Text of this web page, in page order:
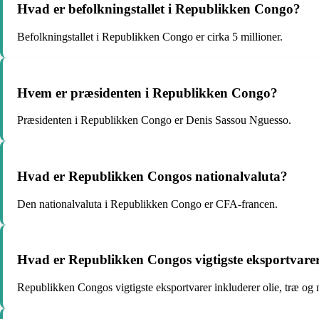
Hvad er befolkningstallet i Republikken Congo?
Befolkningstallet i Republikken Congo er cirka 5 millioner.
Hvem er præsidenten i Republikken Congo?
Præsidenten i Republikken Congo er Denis Sassou Nguesso.
Hvad er Republikken Congos nationalvaluta?
Den nationalvaluta i Republikken Congo er CFA-francen.
Hvad er Republikken Congos vigtigste
Republikken Congos vigtigste eksportvarer inkluderer olie, træ og